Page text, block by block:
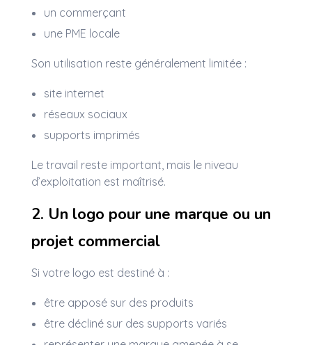
un commerçant
une PME locale
Son utilisation reste généralement limitée :
site internet
réseaux sociaux
supports imprimés
Le travail reste important, mais le niveau
d’exploitation est maîtrisé.
2. Un logo pour une marque ou un
projet commercial
Si votre logo est destiné à :
être apposé sur des produits
être décliné sur des supports variés